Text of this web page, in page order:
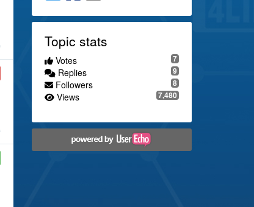
Topic stats
7
Votes
9
Replies
8
Followers
7,480
Views